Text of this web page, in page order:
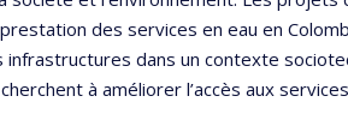
des services en eau en
infrastructures dans un contexte
à améliorer l’accès aux